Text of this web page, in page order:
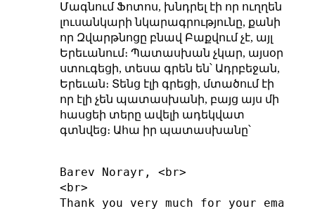
Մագնում Ֆոտոս, խնդրել էի որ ուղղեն
լուսանկարի նկարագրությունը, քանի
որ Զվարթնոցը բնավ Բաքվում չէ, այլ
Երեւանում։ Պատասխան չկար, այսօր
ստուգեցի, տեսա գրեն են՝ Ադրբեջան,
Երեւան։ Տենց էլի գրեցի, մտածում էի
որ էլի չեն պատասխանի, բայց այս մի
հասցեի տերը ավելի ադեկվատ
գտնվեց։ Ահա իր պատասխանը՝
Barev Norayr, <br>
<br>
Thank you very much for your email